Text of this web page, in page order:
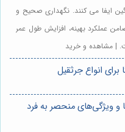
ایفا می کنند. نگهداری صحیح و
عملکرد بهینه، افزایش طول عمر
| مشاهده و خرید
انواع جرثقیل
و ویژگی‌های منحصر به فرد